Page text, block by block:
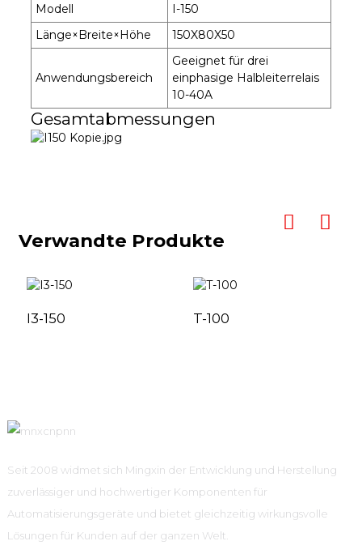
Modell
I-150
Länge×Breite×Höhe
150X80X50
Anwendungsbereich
Geeignet für drei
einphasige Halbleiterrelais
10-40A
Gesamtabmessungen
Verwandte Produkte
I3-150 T-100
Seit 2008 widmet sich Mingxin der Entwicklung und Herstellung
zuverlässiger und hochwertiger Komponenten für
Automatisierungsgeräte und bietet gleichzeitig wirkungsvolle
Lösungen für Kunden auf der ganzen Welt.